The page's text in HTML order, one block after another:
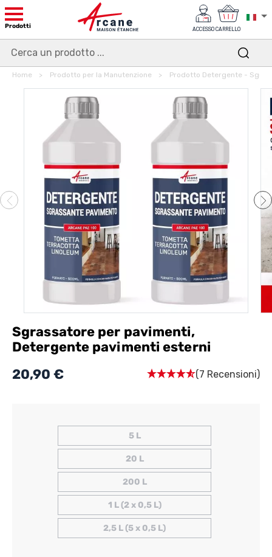
Prodotti ACCESSO CARRELLO
Home Prodotto per la Manutenzione Prodotto Detergente -
Sgrassatore per pavimenti,
Detergente pavimenti esterni
20,90 €
(7 Recensioni)
5 L
20 L
200 L
1 L (2 x 0,5 L)
2,5 L (5 x 0,5 L)